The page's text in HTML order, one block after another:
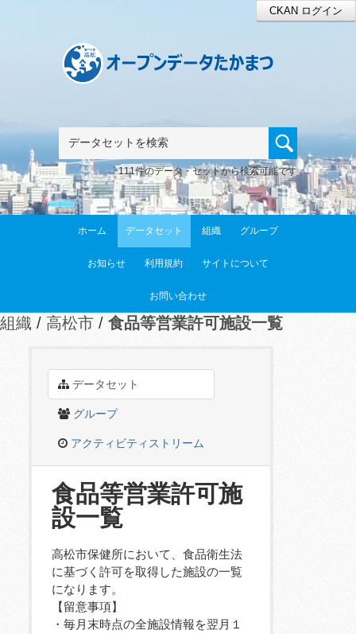
CKAN ログイン
111件のデータ・セットから検索可能です
ホーム データセット 組織 グループ
お知らせ 利用規約 サイトについて
お問い合わせ
組織 高松市 食品等営業許可施設一覧
データセット
グループ
アクティビティストリーム
食品等営業許可施
設一覧
高松市保健所において、食品衛生法
に基づく許可を取得した施設の一覧
になります。
【留意事項】
・毎月末時点の全施設情報を翌月１